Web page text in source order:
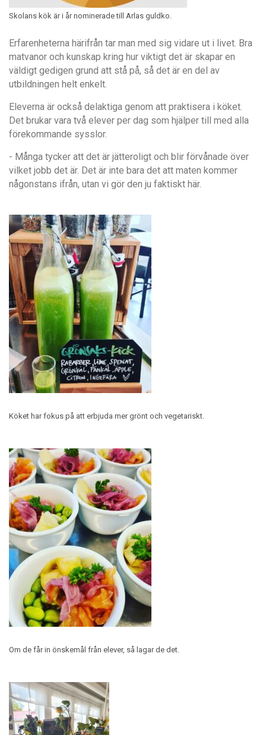
Skolans kök är i år nominerade till Arlas guldko.
Erfarenheterna härifrån tar man med sig vidare ut i livet. Bra
matvanor och kunskap kring hur viktigt det är skapar en
väldigt gedigen grund att stå på, så det är en del av
utbildningen helt enkelt.
Eleverna är också delaktiga genom att praktisera i köket.
Det brukar vara två elever per dag som hjälper till med alla
förekommande sysslor.
- Många tycker att det är jätteroligt och blir förvånade över
vilket jobb det är. Det är inte bara det att maten kommer
någonstans ifrån, utan vi gör den ju faktiskt här.
Köket har fokus på att erbjuda mer grönt och vegetariskt.
Om de får in önskemål från elever, så lagar de det.